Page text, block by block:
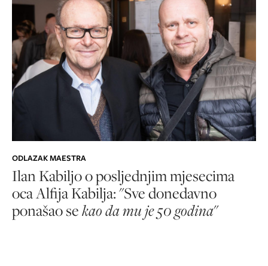
ODLAZAK MAESTRA
Ilan Kabiljo o posljednjim mjesecima
oca Alfija Kabilja: "Sve donedavno
ponašao sekao da mu je 50 godina"